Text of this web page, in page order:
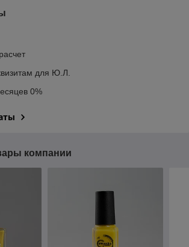
для Ю.Л.
0%
компании